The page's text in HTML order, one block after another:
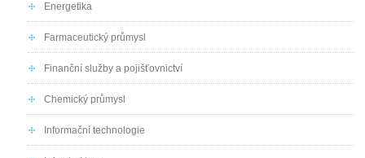
Energetika
Farmaceutický průmysl
Finanční služby a pojišťovnictví
Chemický průmysl
Informační technologie